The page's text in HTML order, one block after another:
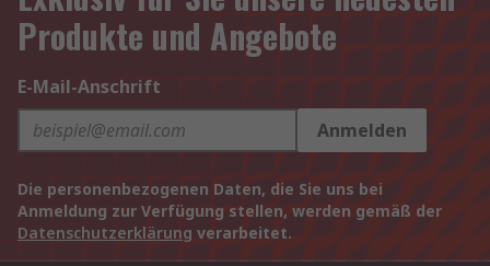
Produkte und Angebote
E-Mail-Anschrift
Anmelden
Die personenbezogenen Daten, die Sie uns bei
Anmeldung zur Verfügung stellen, werden gemäß der
Datenschutzerklärung verarbeitet.